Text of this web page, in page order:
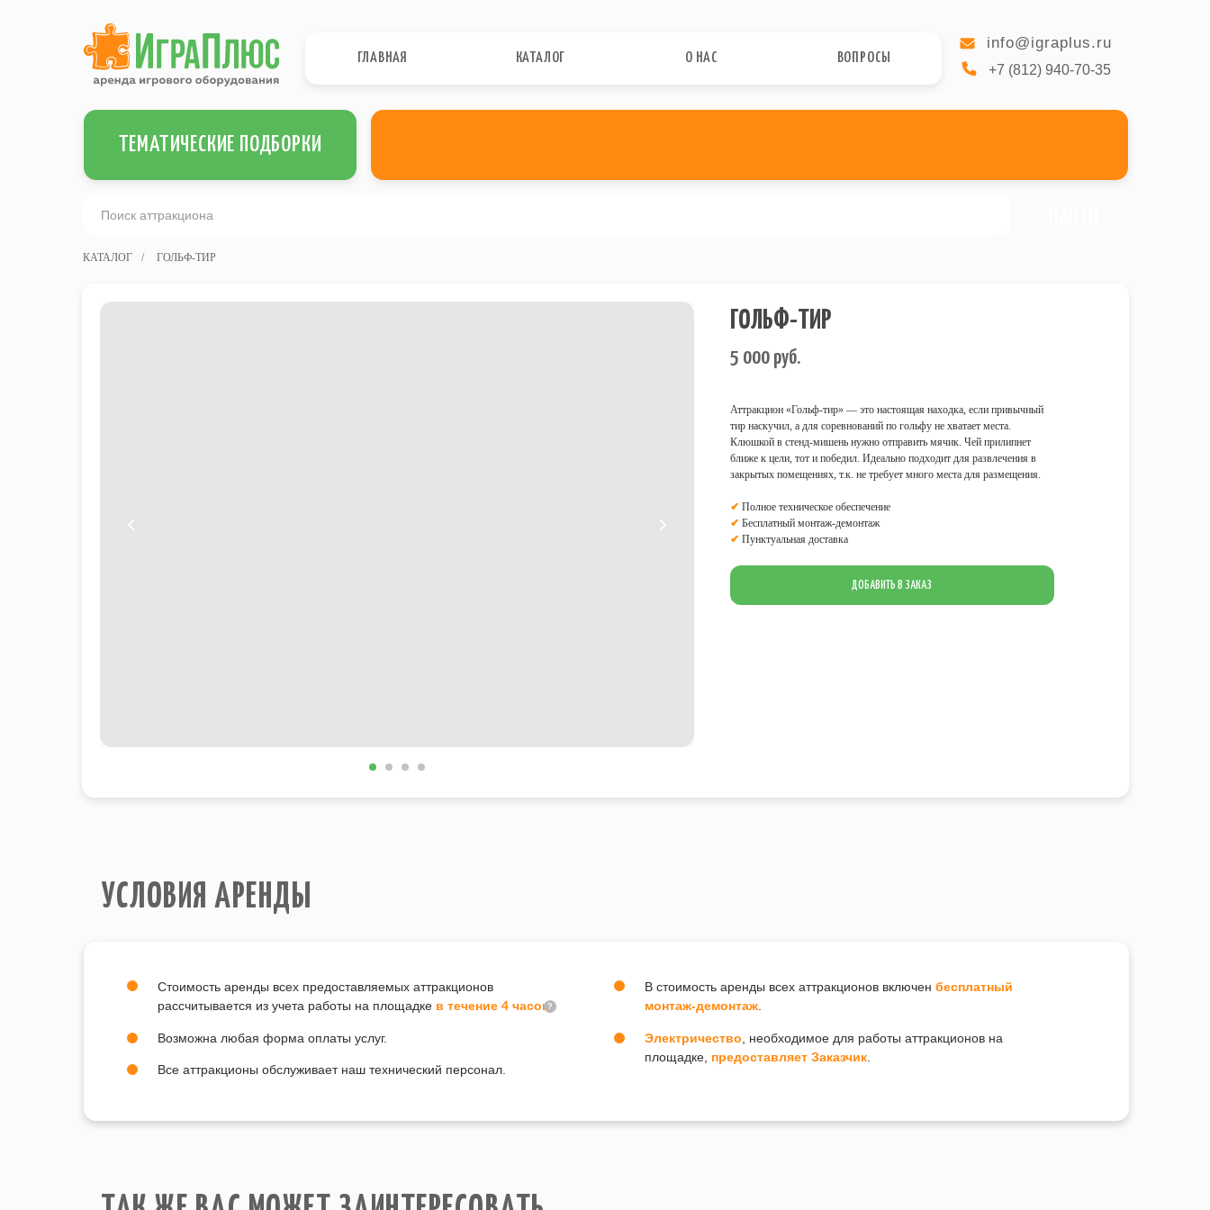
info@igraplus.ru
+7 (812) 940-70-35
ТЕМАТИЧЕСКИЕ ПОДБОРКИ
ГЛАВНАЯ КАТАЛОГ О НАС ВОПРОСЫ
КАТАЛОГ / ГОЛЬФ-ТИР
ГОЛЬФ-ТИР
5 000 руб.
Аттракцион «Гольф-тир» — это настоящая находка, если привычный
тир наскучил, а для соревнований по гольфу не хватает места.
Клюшкой в стенд-мишень нужно отправить мячик. Чей прилипнет
ближе к цели, тот и победил. Идеально подходит для развлечения в
закрытых помещениях, т.к. не требует много места для размещения.
✔ Полное техническое обеспечение
✔ Бесплатный монтаж-демонтаж
✔ Пунктуальная доставка
ДОБАВИТЬ В ЗАКАЗ
УСЛОВИЯ АРЕНДЫ
Стоимость аренды всех предоставляемых аттракционов
рассчитывается из учета работы на площадке в течение 4 часов
В стоимость аренды всех аттракционов включен бесплатный
монтаж-демонтаж
Все аттракционы обслуживает наш технический персонал.
Возможна любая форма оплаты услуг. Электричество , необходимое для работы аттракционов на
площадке, предоставляет Заказчик
?